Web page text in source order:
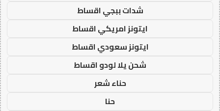
شدات ببجي اقساط
ايتونز امريكي اقساط
ايتونز سعودي اقساط
شحن يلا لودو اقساط
حناء شعر
حنا